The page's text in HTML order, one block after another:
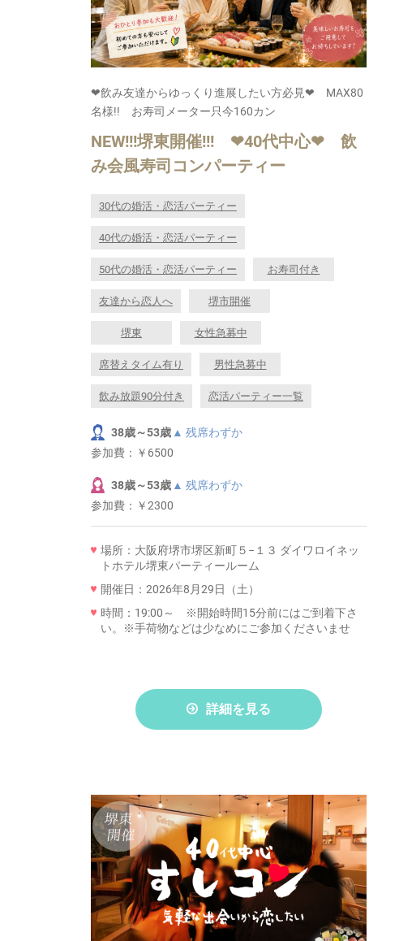
❤飲み友達からゆっくり進展したい方必見❤ MAX80
名様!! お寿司メーター只今160カン
NEW!!!堺東開催!!! ❤40代中心❤ 飲
み会風寿司コンパーティー
30代の婚活・恋活パーティー
40代の婚活・恋活パーティー
50代の婚活・恋活パーティー お寿司付き
友達から恋人へ 堺市開催
堺東 女性急募中
席替えタイム有り 男性急募中
飲み放題90分付き 恋活パーティー一覧
38歳～53歳 ▲ 残席わずか
参加費： ￥6500
38歳～53歳 ▲ 残席わずか
参加費： ￥2300
場所：大阪府堺市堺区新町５−１３ ダイワロイネッ
トホテル堺東パーティールーム
開催日：2026年8月29日（土）
時間：19:00～ ※開始時間15分前にはご到着下さ
い。※手荷物などは少なめにご参加くださいませ
詳細を見る